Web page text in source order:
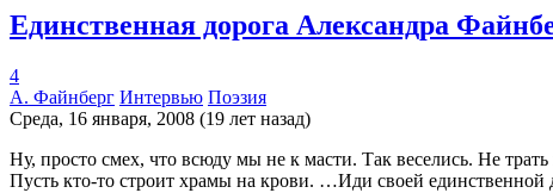
Единственная дорога Александра
4
А. Файнберг Интервью Поэзия
Среда, 16 января, 2008 (19 лет назад)
Ну, просто смех, что всюду мы не к масти. Так веселись. Не
Пусть кто-то строит храмы на крови. …Иди своей